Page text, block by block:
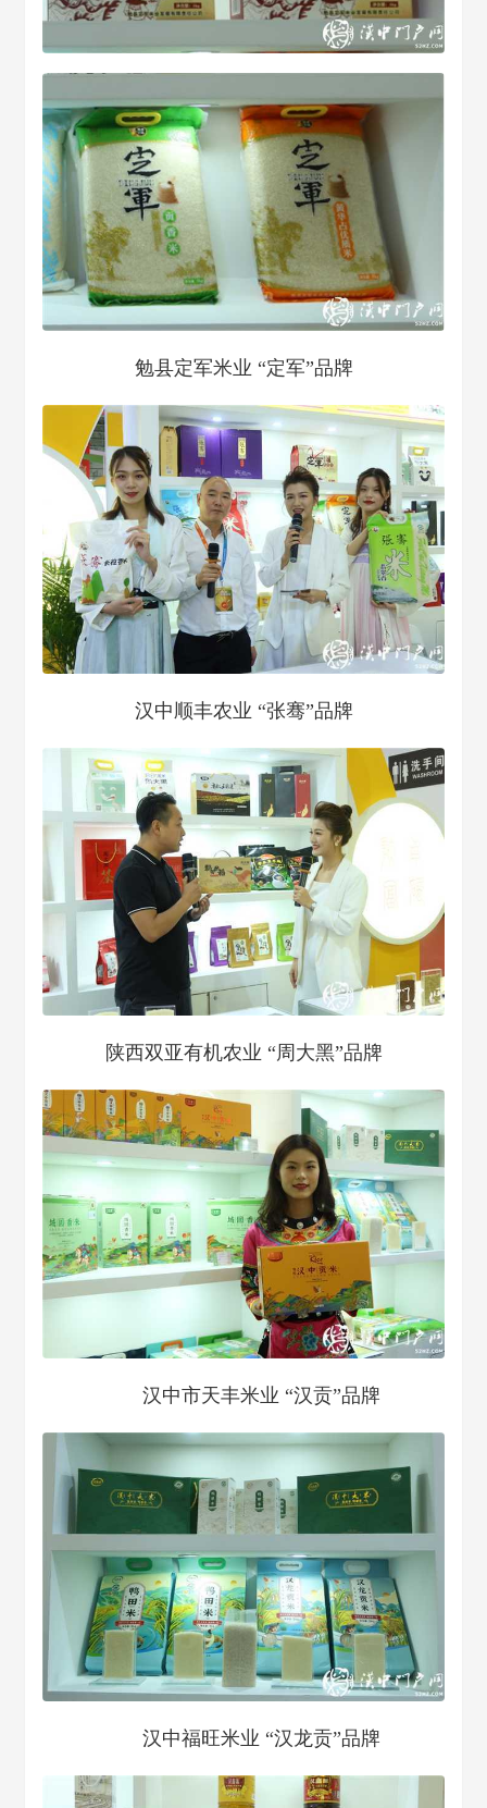
勉县定军米业 “定军”品牌
汉中顺丰农业 “张骞”品牌
陕西双亚有机农业 “周大黑”品牌
汉中市天丰米业 “汉贡”品牌
汉中福旺米业 “汉龙贡”品牌